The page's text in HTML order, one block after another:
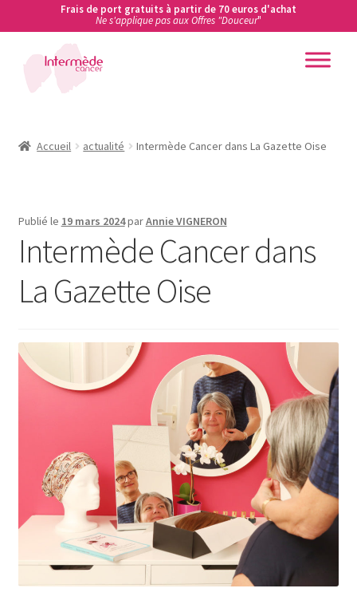
Frais de port gratuits à partir de 70 euros d'achat
Ne s'applique pas aux Offres "Douceur"
Aller
Aller
au
contenu
Accueil
Accueil
Ateliers de prévention des cancers en entreprise
Boutique
Carte cadeau
Conditions Générales de Vente
Contactez-nous
Gift Card Balance
Les conditions de prise en charge par la Sécurité Sociale
Liens utiles
Accueil actualité Intermède Cancer dans La Gazette Oise
Publié le 19 mars 2024parAnnie VIGNERON
Intermède Cancer dans
La Gazette Oise